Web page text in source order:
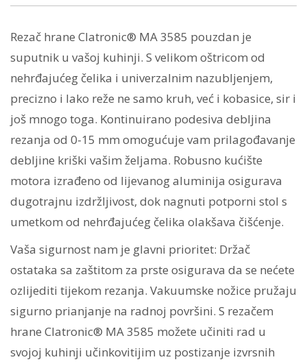
Rezač hrane Clatronic® MA 3585 pouzdan je
suputnik u vašoj kuhinji. S velikom oštricom od
nehrđajućeg čelika i univerzalnim nazubljenjem,
precizno i ​​lako reže ne samo kruh, već i kobasice, sir i
još mnogo toga. Kontinuirano podesiva debljina
rezanja od 0-15 mm omogućuje vam prilagođavanje
debljine kriški vašim željama. Robusno kućište
motora izrađeno od lijevanog aluminija osigurava
dugotrajnu izdržljivost, dok nagnuti potporni stol s
umetkom od nehrđajućeg čelika olakšava čišćenje.
Vaša sigurnost nam je glavni prioritet: Držač
ostataka sa zaštitom za prste osigurava da se nećete
ozlijediti tijekom rezanja. Vakuumske nožice pružaju
sigurno prianjanje na radnoj površini. S rezačem
hrane Clatronic® MA 3585 možete učiniti rad u
svojoj kuhinji učinkovitijim uz postizanje izvrsnih